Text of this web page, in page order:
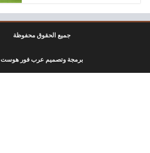
جميع الحقوق محفوظة
برمجة وتصميم عرب فور هوست